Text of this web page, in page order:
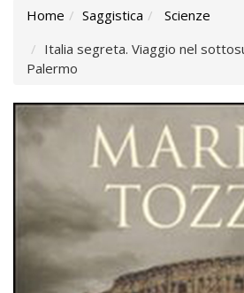
Home Saggistica
Scienze
Italia segreta. Viaggio nel
Palermo